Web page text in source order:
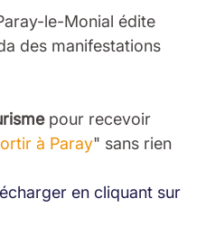
le-Monial édite
des manifestations
pour recevoir
à Paray" sans rien
en cliquant sur